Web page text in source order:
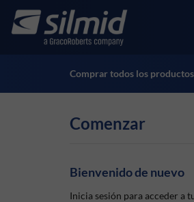
main
Accessories
Ensayos no destructivos (NDT)
Ver todos los productos
Comprar todos los productos
Comenzar
Bienvenido de nuevo
Inicia sesión para acceder a